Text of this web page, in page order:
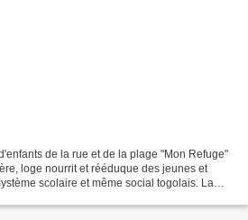
de la rue et de la plage "Mon Refuge"
loge nourrit et rééduque des jeunes et
scolaire et même social togolais. La